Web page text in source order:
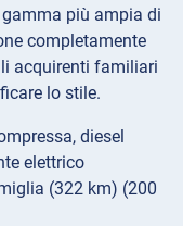
più ampia di
completamente
acquirenti familiari
lo stile.
diesel
elettrico
(322 km) (200